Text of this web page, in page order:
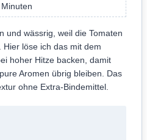
Minuten
und wässrig, weil die Tomaten
löse ich das mit dem
hoher Hitze backen, damit
Aromen übrig bleiben. Das
ohne Extra-Bindemittel.